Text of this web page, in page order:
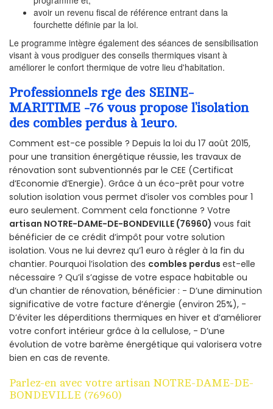
avoir un revenu fiscal de référence entrant dans la
fourchette définie par la loi.
Le programme intègre également des séances de sensibilisation
visant à vous prodiguer des conseils thermiques visant à
améliorer le confort thermique de votre lieu d'habitation.
Professionnels rge des SEINE-
MARITIME -76 vous propose l’isolation
des combles perdus à 1euro.
Comment est-ce possible ? Depuis la loi du 17 août 2015,
pour une transition énergétique réussie, les travaux de
rénovation sont subventionnés par le CEE (Certificat
d’Economie d’Energie). Grâce à un éco-prêt pour votre
solution isolation vous permet d’isoler vos combles pour 1
euro seulement. Comment cela fonctionne ? Votre
artisan NOTRE-DAME-DE-BONDEVILLE (76960) vous fait
bénéficier de ce crédit d’impôt pour votre solution
isolation. Vous ne lui devrez qu’1 euro à régler à la fin du
chantier. Pourquoi l’isolation des combles perdus est-elle
nécessaire ? Qu’il s’agisse de votre espace habitable ou
d’un chantier de rénovation, bénéficier : - D’une diminution
significative de votre facture d’énergie (environ 25%), -
D’éviter les déperditions thermiques en hiver et d’améliorer
votre confort intérieur grâce à la cellulose, - D’une
évolution de votre barème énergétique qui valorisera votre
bien en cas de revente.
Parlez-en avec votre artisan NOTRE-DAME-DE-
BONDEVILLE (76960)